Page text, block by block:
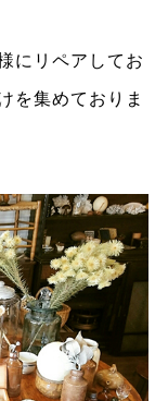
にリペアしてお
を集めておりま